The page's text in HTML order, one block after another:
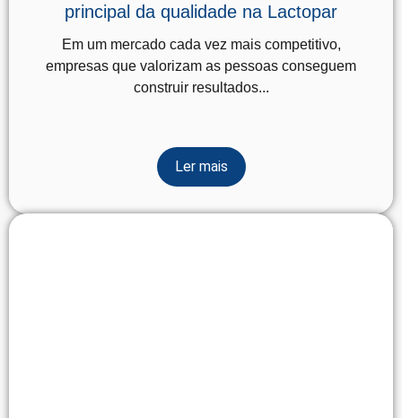
principal da qualidade na Lactopar
Em um mercado cada vez mais competitivo,
empresas que valorizam as pessoas conseguem
construir resultados...
Ler mais